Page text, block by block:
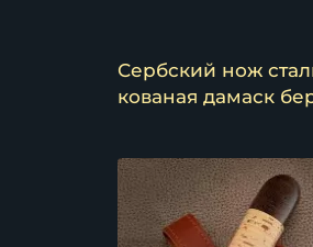
Сербский нож
кованая дамаск